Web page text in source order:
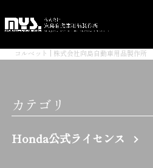
コルベット | 株式会社向島自動車用品製作所
カテゴリ
Honda公式ライセンス